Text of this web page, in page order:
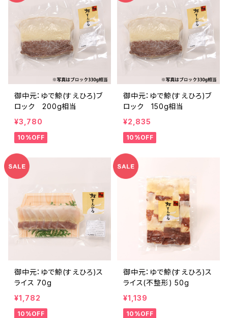
御中元：ゆで鯨(すえひろ)ブ
ロック 200g相当
¥3,780
10%OFF
御中元：ゆで鯨(すえひろ)ブ
ロック 150g相当
¥2,835
10%OFF
御中元：ゆで鯨(すえひろ)ス
ライス 70g
¥1,782
10%OFF
御中元：ゆで鯨(すえひろ)ス
ライス(不整形) 50g
¥1,139
10%OFF